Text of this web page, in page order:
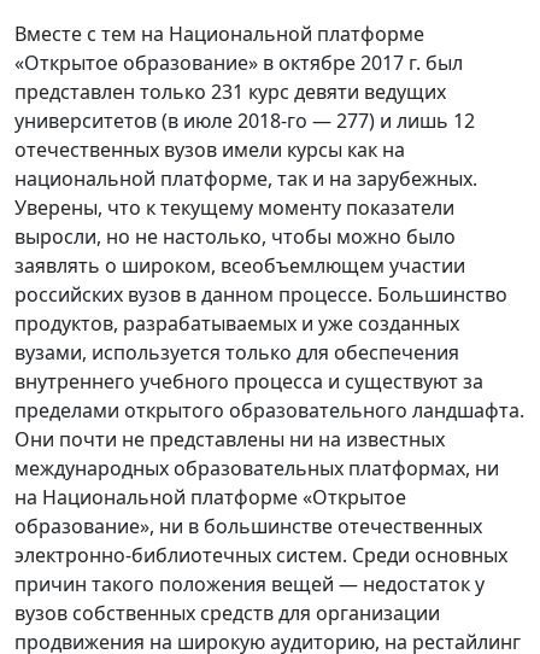
Вместе с тем на Национальной платформе
«Открытое образование» в октябре 2017 г. был
представлен только 231 курс девяти ведущих
университетов (в июле 2018-го — 277) и лишь 12
отечественных вузов имели курсы как на
национальной платформе, так и на зарубежных.
Уверены, что к текущему моменту показатели
выросли, но не настолько, чтобы можно было
заявлять о широком, всеобъемлющем участии
российских вузов в данном процессе. Большинство
продуктов, разрабатываемых и уже созданных
вузами, используется только для обеспечения
внутреннего учебного процесса и существуют за
пределами открытого образовательного ландшафта.
Они почти не представлены ни на известных
международных образовательных платформах, ни
на Национальной платформе «Открытое
образование», ни в большинстве отечественных
электронно-библиотечных систем. Среди основных
причин такого положения вещей — недостаток у
вузов собственных средств для организации
продвижения на широкую аудиторию, на рестайлинг